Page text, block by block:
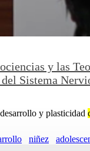
y las
Sistema
y plasticidad
niñez